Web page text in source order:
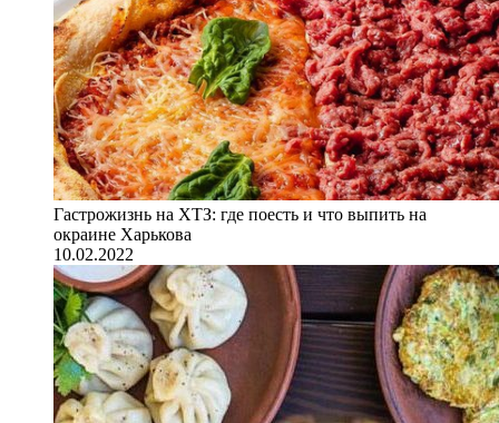
Гастрожизнь на ХТЗ: где поесть и что выпить на
окраине Харькова
10.02.2022